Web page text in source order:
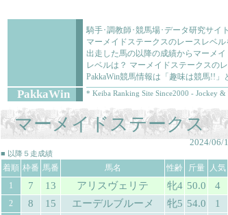
騎手･調教師･競馬場･データ研究サイ
マーメイドステークスのレースレベ
出走した馬の以降の成績からマーメ
レベルは？ マーメイドステークスの
PakkaWin競馬情報は「趣味は競馬!!」
PakkaWin * Keiba Ranking Site Since2000 - Jockey
マーメイドステークス
2024/06/
■ 以降５走成績
着順 枠番 馬番 馬名 性齢 斤量 人気
1
7 13 アリスヴェリテ 牝4 50.0 4
2 8 15 エーデルブルーメ 牝5 54.0 1